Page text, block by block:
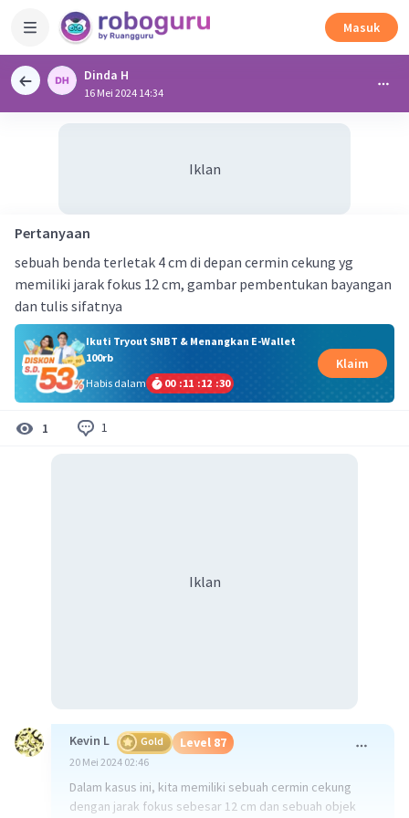
Masuk
Dinda H
16 Mei 2024 14:34
Iklan
Pertanyaan
sebuah benda terletak 4 cm di depan cermin cekung yg
memiliki jarak fokus 12 cm, gambar pembentukan bayangan
dan tulis sifatnya
Ikuti Tryout SNBT & Menangkan E-Wallet
100rb
Habis dalam
00 :11 :12 :29
Klaim
1 1
Iklan
Kevin L Gold Level 87
20 Mei 2024 02:46
Dalam kasus ini, kita memiliki sebuah cermin cekung
dengan jarak fokus sebesar 12 cm dan sebuah objek